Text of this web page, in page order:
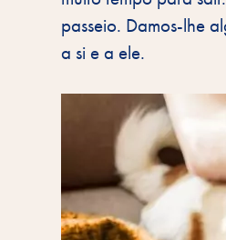
passeio. Damos-lhe
a si e a ele.